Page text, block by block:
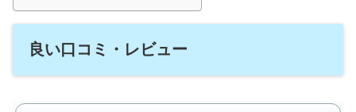
良い口コミ・レビュー